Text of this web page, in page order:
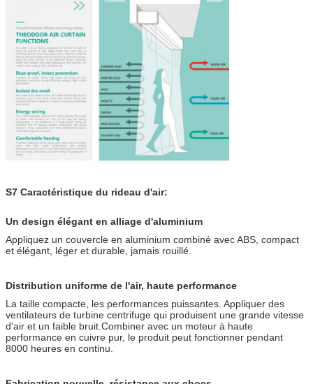
S7 Caractéristique du rideau d'air:
Un design élégant en alliage d'aluminium
Appliquez un couvercle en aluminium combiné avec ABS, compact
et élégant, léger et durable, jamais rouillé.
Distribution uniforme de l'air, haute performance
La taille compacte, les performances puissantes. Appliquer des
ventilateurs de turbine centrifuge qui produisent une grande vitesse
d'air et un faible bruit.Combiner avec un moteur à haute
performance en cuivre pur, le produit peut fonctionner pendant
8000 heures en continu.